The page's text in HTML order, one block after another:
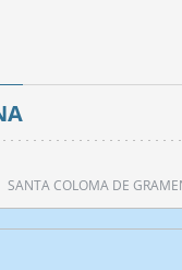
SANTA COLOMA DE